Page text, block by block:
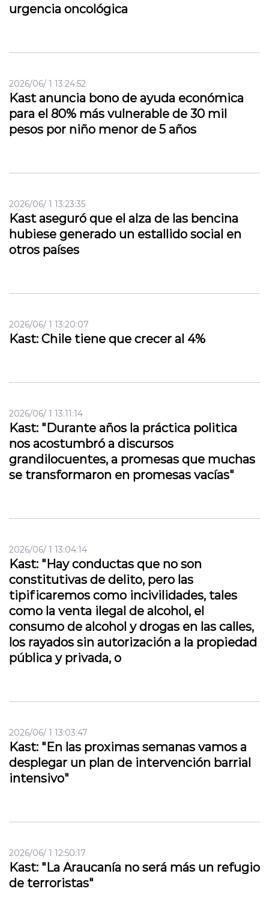
urgencia oncológica
2026/06/ 1 13:24:52
Kast anuncia bono de ayuda económica
para el 80% más vulnerable de 30 mil
pesos por niño menor de 5 años
2026/06/ 1 13:23:35
Kast aseguró que el alza de las bencina
hubiese generado un estallido social en
otros países
2026/06/ 1 13:20:07
Kast: Chile tiene que crecer al 4%
2026/06/ 1 13:11:14
Kast: "Durante años la práctica politica
nos acostumbró a discursos
grandilocuentes, a promesas que muchas
se transformaron en promesas vacías"
2026/06/ 1 13:04:14
Kast: "Hay conductas que no son
constitutivas de delito, pero las
tipificaremos como incivilidades, tales
como la venta ilegal de alcohol, el
consumo de alcohol y drogas en las calles,
los rayados sin autorización a la propiedad
pública y privada, o
2026/06/ 1 13:03:47
Kast: "En las proximas semanas vamos a
desplegar un plan de intervención barrial
intensivo"
2026/06/ 1 12:50:17
Kast: "La Araucanía no será más un refugio
de terroristas"